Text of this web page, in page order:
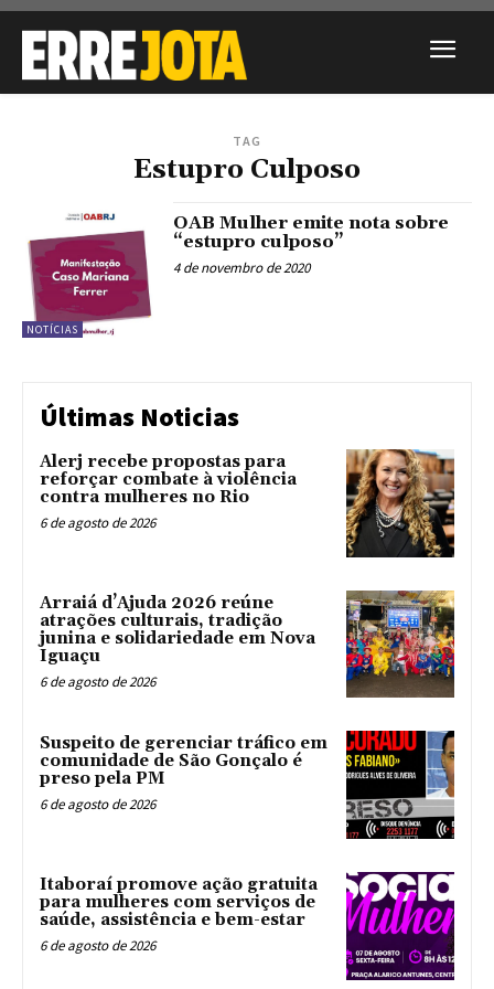
TAG
Estupro Culposo
NOTÍCIAS
OAB Mulher emite nota sobre
“estupro culposo”
4 de novembro de 2020
Últimas Noticias
Alerj recebe propostas para
reforçar combate à violência
contra mulheres no Rio
6 de agosto de 2026
Arraiá d’Ajuda 2026 reúne
atrações culturais, tradição
junina e solidariedade em Nova
Iguaçu
6 de agosto de 2026
Suspeito de gerenciar tráfico em
comunidade de São Gonçalo é
preso pela PM
6 de agosto de 2026
Itaboraí promove ação gratuita
para mulheres com serviços de
saúde, assistência e bem-estar
6 de agosto de 2026